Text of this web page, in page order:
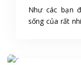
Như các bạn
sống của rất